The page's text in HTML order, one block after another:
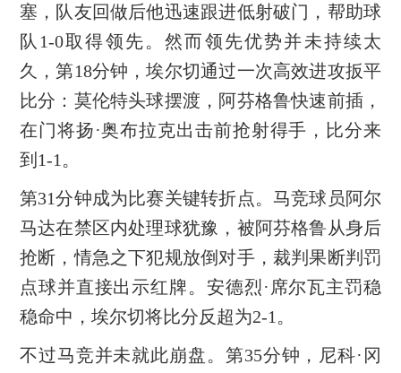
塞，队友回做后他迅速跟进低射破门，帮助球
队1-0取得领先。然而领先优势并未持续太
久，第18分钟，埃尔切通过一次高效进攻扳平
比分：莫伦特头球摆渡，阿芬格鲁快速前插，
在门将扬·奥布拉克出击前抢射得手，比分来
到1-1。
第31分钟成为比赛关键转折点。马竞球员阿尔
马达在禁区内处理球犹豫，被阿芬格鲁从身后
抢断，情急之下犯规放倒对手，裁判果断判罚
点球并直接出示红牌。安德烈·席尔瓦主罚稳
稳命中，埃尔切将比分反超为2-1。
不过马竞并未就此崩盘。第35分钟，尼科·冈